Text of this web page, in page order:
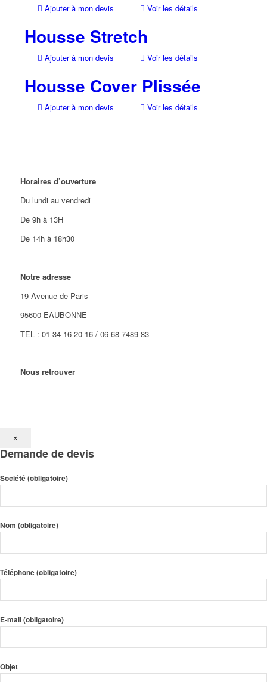
Ajouter à mon devis Voir les détails
Housse Stretch
Ajouter à mon devis Voir les détails
Housse Cover Plissée
Ajouter à mon devis Voir les détails
Horaires d’ouverture
Du lundi au vendredi
De 9h à 13H
De 14h à 18h30
Notre adresse
19 Avenue de Paris
95600 EAUBONNE
TEL : 01 34 16 20 16 / 06 68 7489 83
Nous retrouver
×
Demande de devis
Société (obligatoire)
Nom (obligatoire)
Téléphone (obligatoire)
E-mail (obligatoire)
Objet